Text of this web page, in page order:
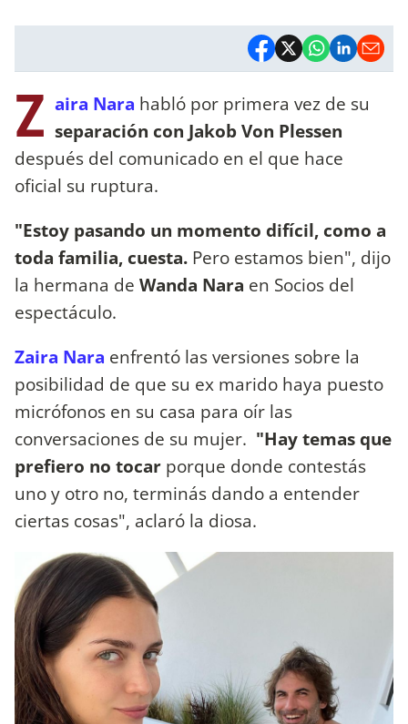
Z aira Nara habló por primera vez de su
separación con Jakob Von Plessen
después del comunicado en el que hace
oficial su ruptura.
"Estoy pasando un momento difícil, como a
toda familia, cuesta. Pero estamos bien", dijo
la hermana de Wanda Nara en Socios del
espectáculo.
Zaira Nara enfrentó las versiones sobre la
posibilidad de que su ex marido haya puesto
micrófonos en su casa para oír las
conversaciones de su mujer. "Hay temas que
prefiero no tocar porque donde contestás
uno y otro no, terminás dando a entender
ciertas cosas", aclaró la diosa.